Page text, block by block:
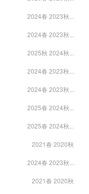
2024春 2023秋...
2024春 2023秋...
2025秋 2024秋...
2024春 2023秋...
2024春 2023秋...
2025春 2024秋...
2025春 2024秋...
2021春 2020秋
2024春 2023秋...
2021春 2020秋